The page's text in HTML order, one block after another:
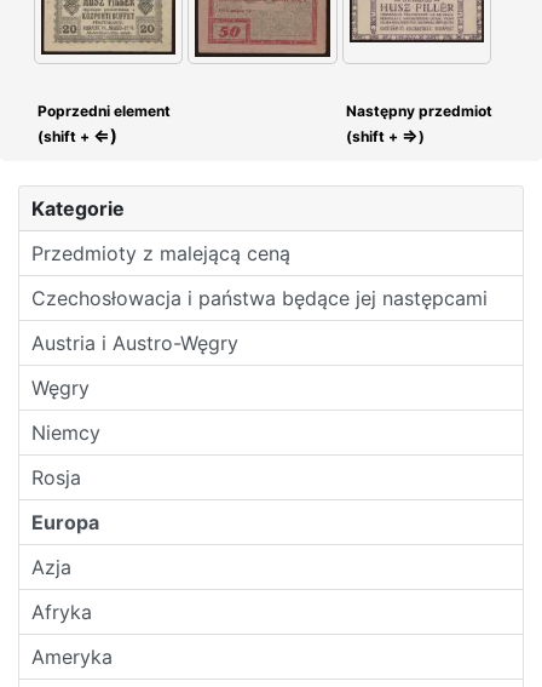
Kategorie
Przedmioty z malejącą ceną
Czechosłowacja i państwa będące jej następcami
Austria i Austro-Węgry
Węgry
Niemcy
Rosja
Europa
Azja
Afryka
Ameryka
Poprzedni element
(shift + ⇐)
Następny przedmiot
(shift + ⇒)